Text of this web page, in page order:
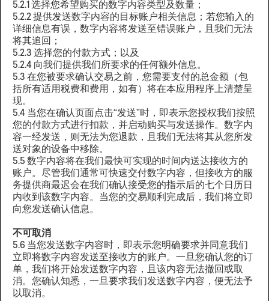
5.2.1 选择您希望购买的数字内容类型及数量；
5.2.2 提供发送数字内容的目标账户相关信息；若您输入的
详细信息有误，数字内容将发送至错误账户，且我们无法
将其追回；
5.2.3 选择您的付款方式；以及
5.2.4 向我们提供我们所要求的任何额外信息。
5.3 在您被要求确认交易之前，您需要支付的总金额（包
括所有适用税费和费用，如有）将在本应用程序上清楚呈
现。
5.4 当您在确认页面点击“发送”时，即表示您授权我们按照
您的付款方式进行扣款，并启动购买与发送操作。数字内
容一经发送，则无法为您退款，且我们无法将其从您所发
送对象的设备中移除。
5.5 数字内容将在我们最快可实现的时间内送达接收方的
账户。尽管我们通常可快速交付数字内容，但接收方的服
务提供商最迟会在我们确认接受您的指示后的七个日历日
内收到该数字内容。当您的交易顺利完成后，我们将立即
向您发送确认信息。
不可取消
5.6 当您发送数字内容时，即表示您明确要求并同意我们
立即将数字内容发送至接收方的账户。一旦您确认您的订
单，我们将开始发送数字内容，且该内容无法撤回或取
消。您确认知悉，一旦要求我们发送数字内容，便无法予
以取消。